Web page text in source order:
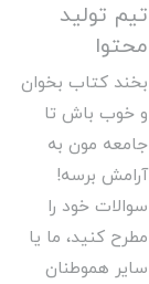
تیم تولید
محتوا
بخند کتاب بخوان
و خوب باش تا
جامعه مون به
آرامش برسه!
سوالات خود را
مطرح کنید، ما یا
سایر هموطنان